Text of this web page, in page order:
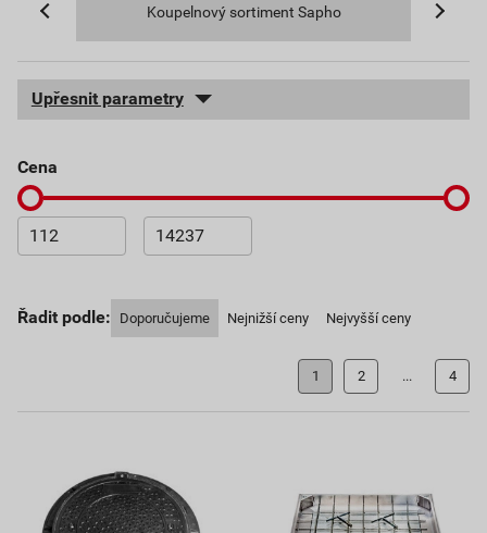
Koupelnový sortiment Sapho
Upřesnit parametry
cena
Řadit podle: Doporučujeme Nejnižší ceny Nejvyšší ceny
1 2 ... 4